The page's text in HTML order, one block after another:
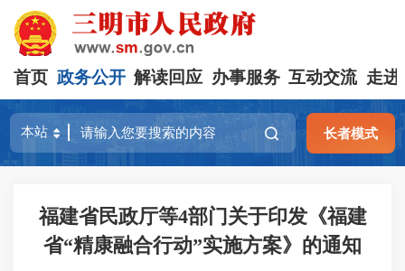
首页 政务公开 解读回应 办事服务 互动交流 走进
长者模式
福建省民政厅等4部门关于印发《福建
省“精康融合行动”实施方案》的通知